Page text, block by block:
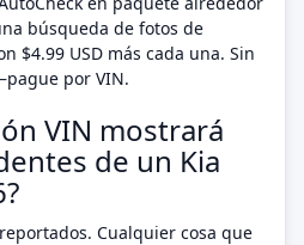
búsqueda de fotos de
$4.99 USD más cada una. Sin
por VIN.
VIN mostrará
de un Kia
Cualquier cosa que